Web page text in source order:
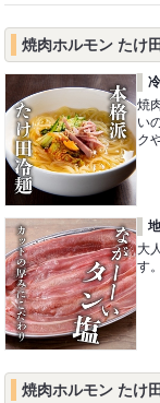
焼肉ホルモン たけ
焼
い
ク
大
す
焼肉ホルモン たけ